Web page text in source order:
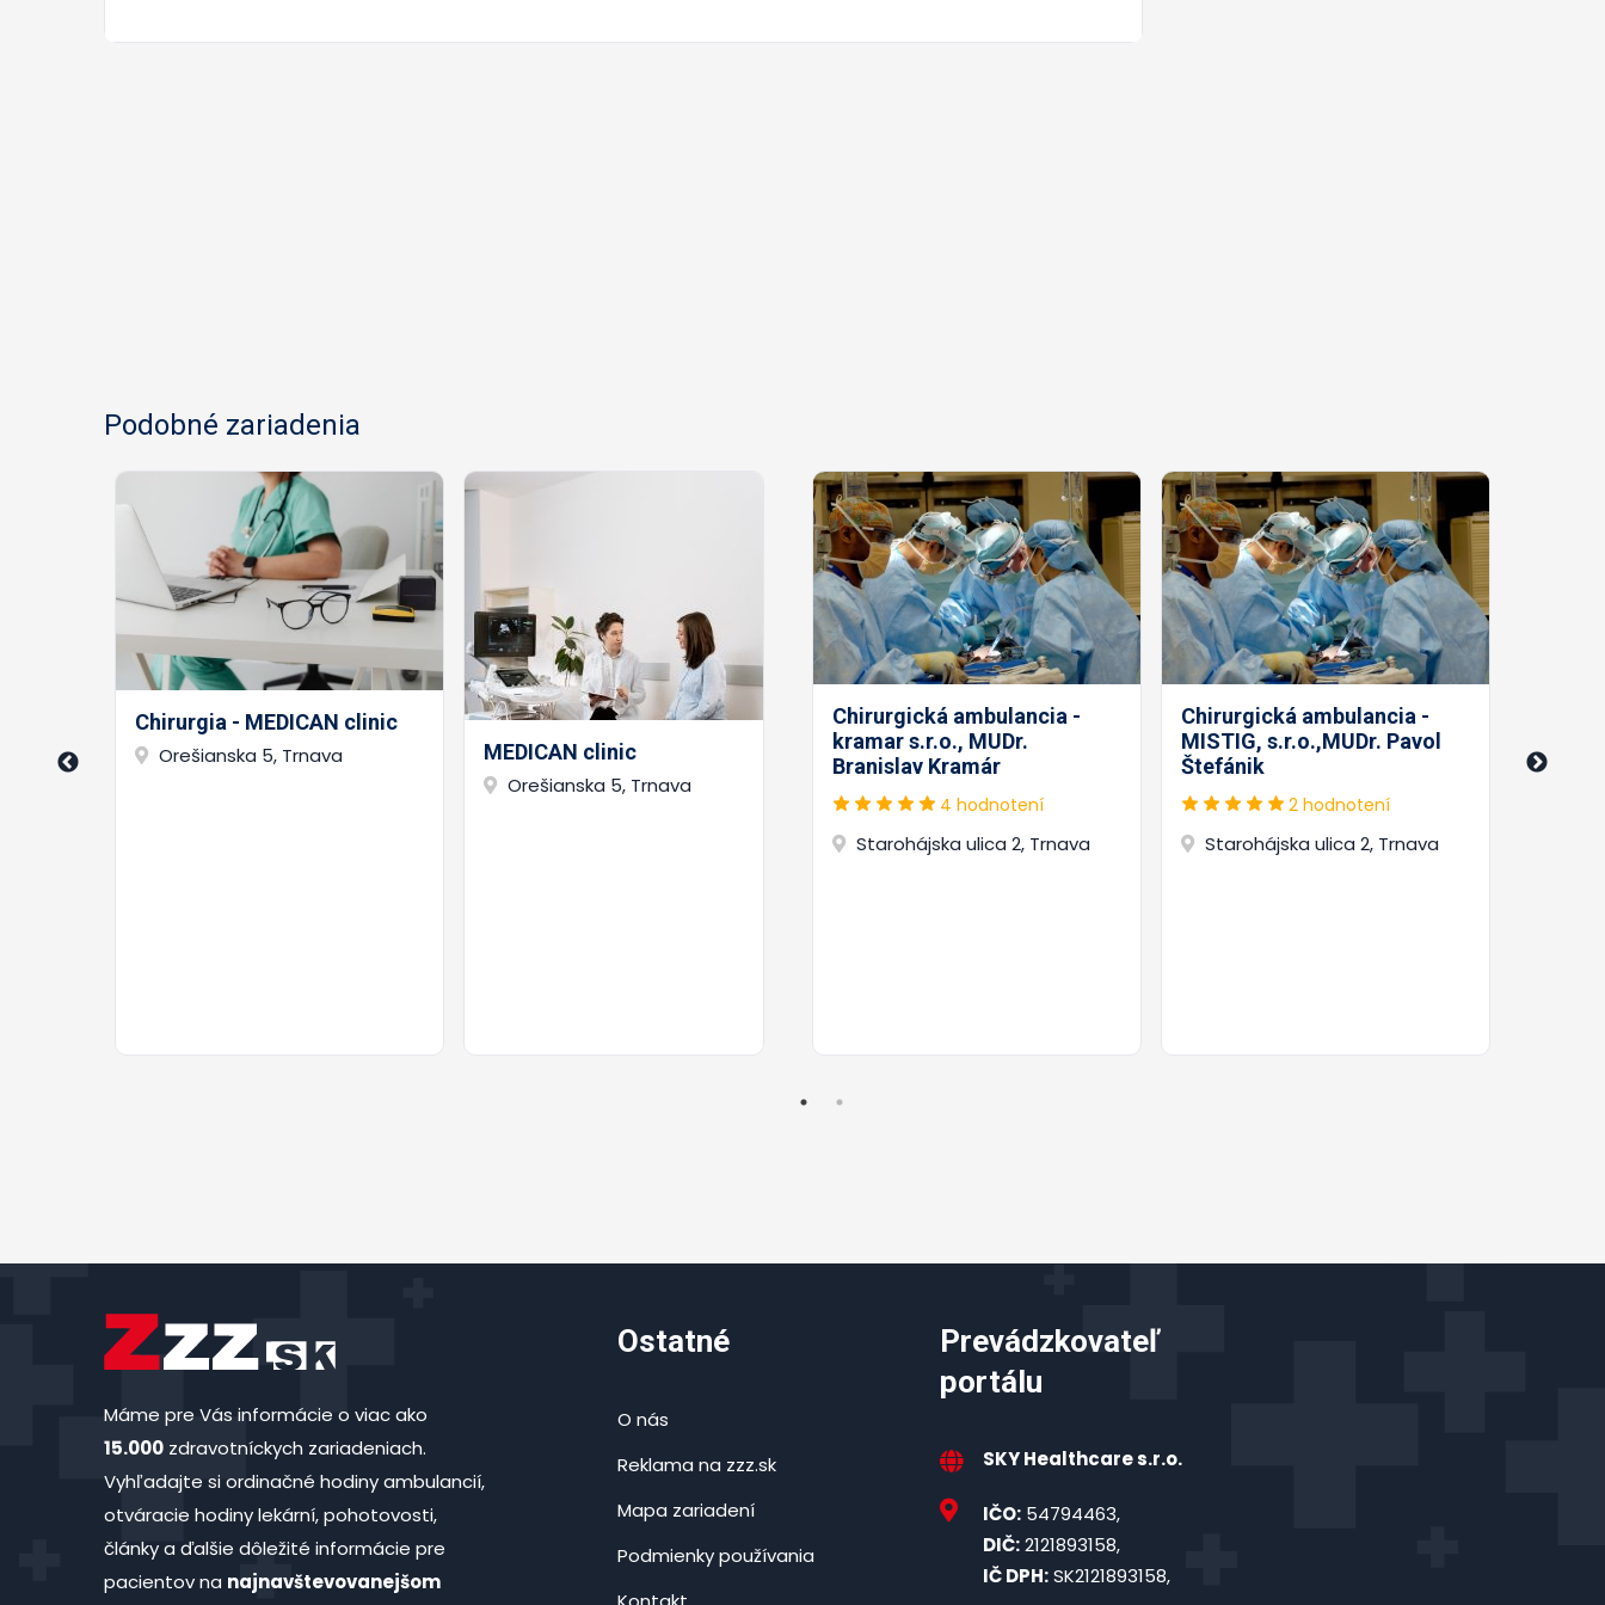
Podobné zariadenia
Chirurgia - MEDICAN clinic
Orešianska 5, Trnava
MEDICAN clinic
Orešianska 5, Trnava
Chirurgická ambulancia -
kramar s.r.o., MUDr.
Branislav Kramár
4 hodnotení
Starohájska ulica 2, Trnava
Chirurgická ambulancia -
MISTIG, s.r.o.,MUDr. Pavol
Štefánik
2 hodnotení
Starohájska ulica 2, Trnava
Máme pre Vás informácie o viac ako
15.000 zdravotníckych zariadeniach.
Vyhľadajte si ordinačné hodiny ambulancií,
otváracie hodiny lekární, pohotovosti,
články a ďalšie dôležité informácie pre
pacientov na najnavštevovanejšom
Ostatné
O nás
Reklama na zzz.sk
Mapa zariadení
Podmienky používania
Prevádzkovateľ
portálu
SKY Healthcare s.r.o.
IČO: 54794463,
DIČ:2121893158,
IČ DPH:SK2121893158,